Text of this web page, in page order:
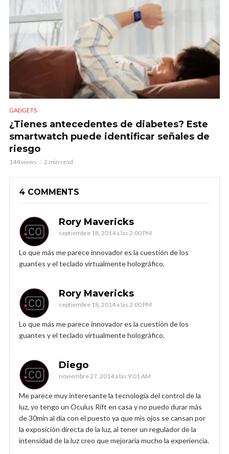
GADGETS
¿Tienes antecedentes de diabetes? Este
smartwatch puede identificar señales de
riesgo
144 views 2 min read
4 COMMENTS
Rory Mavericks
septiembre 18, 2014 a las 2:00 PM
Lo que más me parece innovador es la cuestión de los
guantes y el teclado virtualmente holográfico.
Rory Mavericks
septiembre 18, 2014 a las 2:00 PM
Lo que más me parece innovador es la cuestión de los
guantes y el teclado virtualmente holográfico.
Diego
noviembre 27, 2014 a las 9:01 AM
Me parece muy interesante la tecnología del control de la
luz, yo tengo un Oculus Rift en casa y no puedo durar más
de 30min al día con el puesto ya que mis ojos se cansan por
la exposición directa de la luz, al tener un regulador de la
intensidad de la luz creo que mejoraría mucho la experiencia.